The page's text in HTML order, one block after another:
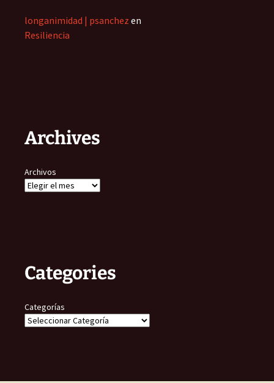
longanimidad | psanchez en
Resiliencia
Archives
Archivos
Categories
Categorías